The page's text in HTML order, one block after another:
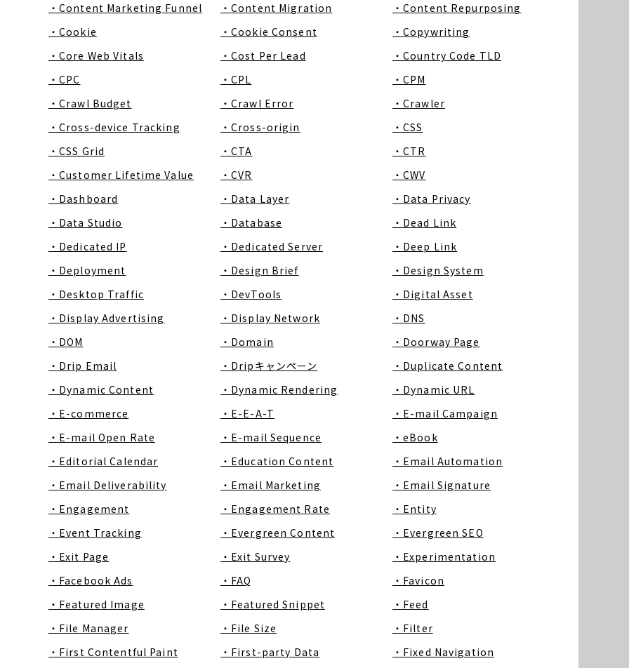
・Content Marketing Funnel
・Content Migration
・Content Repurposing
・Cookie
・Cookie Consent
・Copywriting
・Core Web Vitals
・Cost Per Lead
・Country Code TLD
・CPC
・CPL
・CPM
・Crawl Budget
・Crawl Error
・Crawler
・Cross-device Tracking
・Cross-origin
・CSS
・CSS Grid
・CTA
・CTR
・Customer Lifetime Value
・CVR
・CWV
・Dashboard
・Data Layer
・Data Privacy
・Data Studio
・Database
・Dead Link
・Dedicated IP
・Dedicated Server
・Deep Link
・Deployment
・Design Brief
・Design System
・Desktop Traffic
・DevTools
・Digital Asset
・Display Advertising
・Display Network
・DNS
・DOM
・Domain
・Doorway Page
・Drip Email
・Dripキャンペーン
・Duplicate Content
・Dynamic Content
・Dynamic Rendering
・Dynamic URL
・E-commerce
・E-E-A-T
・E-mail Campaign
・E-mail Open Rate
・E-mail Sequence
・eBook
・Editorial Calendar
・Education Content
・Email Automation
・Email Deliverability
・Email Marketing
・Email Signature
・Engagement
・Engagement Rate
・Entity
・Event Tracking
・Evergreen Content
・Evergreen SEO
・Exit Page
・Exit Survey
・Experimentation
・Facebook Ads
・FAQ
・Favicon
・Featured Image
・Featured Snippet
・Feed
・File Manager
・File Size
・Filter
・First Contentful Paint
・First-party Data
・Fixed Navigation